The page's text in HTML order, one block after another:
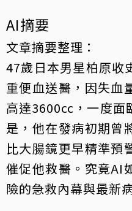
AI摘要
文章摘要整理：
47歲日本男星柏原收
重便血送醫，因失血
高達3600cc，一度面
是，他在發病初期曾
比大腸鏡更早精準預
催促他救醫。究竟AI
險的急救內幕與最新